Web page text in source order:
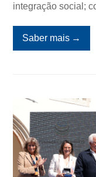
integração social;
Saber mais →